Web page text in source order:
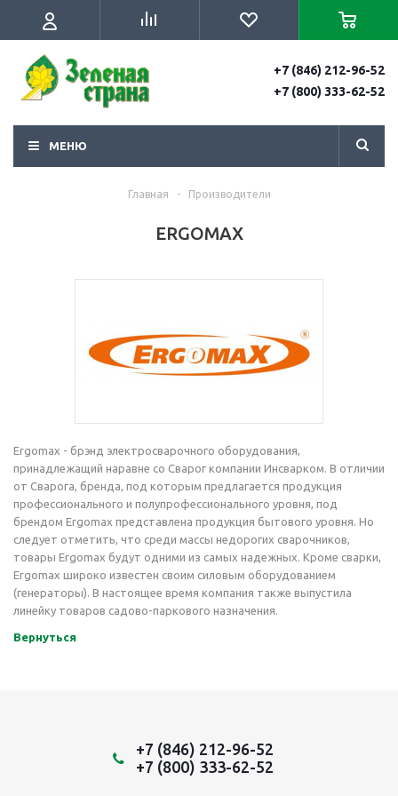
+7 (846) 212-96-52
+7 (800) 333-62-52
МЕНЮ
Главная - Производители
ERGOMAX
Ergomax - брэнд электросварочного оборудования,
принадлежащий наравне со Сварог компании Инсварком. В отличии
от Сварога, бренда, под которым предлагается продукция
профессионального и полупрофессионального уровня, под
брендом Ergomax представлена продукция бытового уровня. Но
следует отметить, что среди массы недорогих сварочников,
товары Ergomax будут одними из самых надежных. Кроме сварки,
Ergomax широко известен своим силовым оборудованием
(генераторы). В настоящее время компания также выпустила
линейку товаров садово-паркового назначения.
Вернуться
+7 (846) 212-96-52
+7 (800) 333-62-52